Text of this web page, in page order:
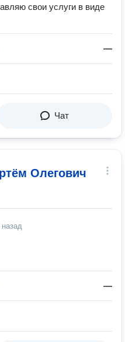
свои услуги в виде
—
Чат
Олегович
назад
—